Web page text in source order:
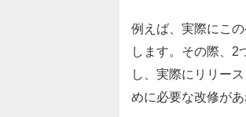
例えば、実際にこ
します。その際、2
し、実際にリリー
めに必要な改修が